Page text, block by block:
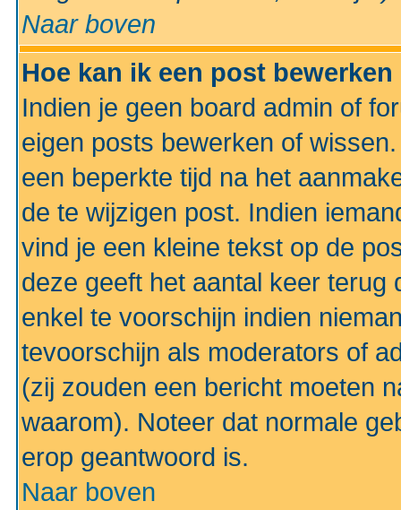
Naar boven
Hoe kan ik een post
Indien je geen board admin of
eigen posts bewerken of
een beperkte tijd na het
de te wijzigen post. Indien
vind je een kleine tekst op de
deze geeft het aantal keer terug
enkel te voorschijn indien
tevoorschijn als moderators of
(zij zouden een bericht moeten
waarom). Noteer dat normale
erop geantwoord is.
Naar boven